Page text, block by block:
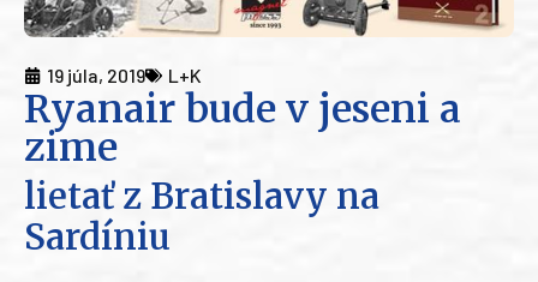
19 júla, 2019 L+K
Ryanair bude v jeseni a
zime
lietať z Bratislavy na
Sardíniu